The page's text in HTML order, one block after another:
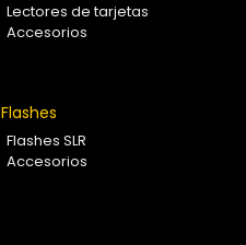
Lectores de tarjetas
Accesorios
Flashes
Flashes SLR
Accesorios